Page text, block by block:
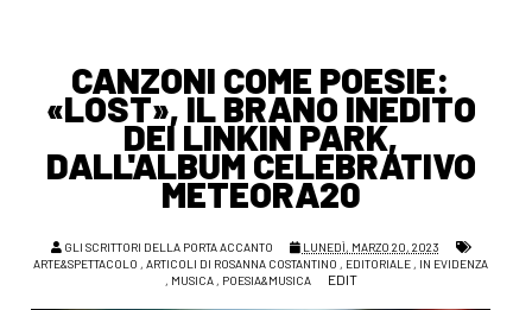
CANZONI COME POESIE:
«LOST», IL BRANO INEDITO
DEI LINKIN PARK,
DALL'ALBUM CELEBRATIVO
METEORA20
GLI SCRITTORI DELLA PORTA ACCANTO
LUNEDÌ, MARZO 20, 2023
ARTE&SPETTACOLO ,ARTICOLI DI ROSANNA COSTANTINO , EDITORIALE , IN EVIDENZA
, MUSICA, POESIA&MUSICA EDIT